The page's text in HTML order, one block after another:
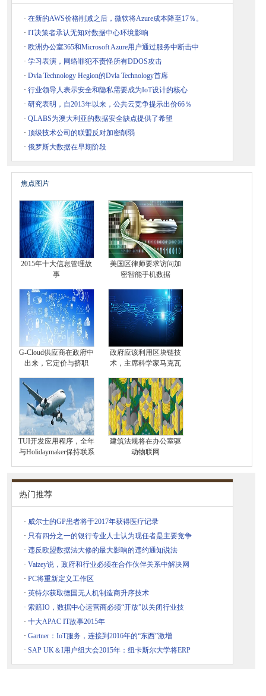
· 在新的AWS价格削减之后，微软将Azure成本降至17％。
· IT决策者承认无知对数据中心环境影响
· 欧洲办公室365和Microsoft Azure用户通过服务中断击中
· 学习表演，网络罪犯不责怪所有DDOS攻击
· Dvla Technology Hegion的Dvla Technology首席
· 行业领导人表示安全和隐私需要成为IoT设计的核心
· 研究表明，自2013年以来，公共云竞争提示出价66％
· QLABS为澳大利亚的数据安全缺点提供了希望
· 顶级技术公司的联盟反对加密削弱
· 俄罗斯大数据在早期阶段
焦点图片
2015年十大信息管理故
事
美国区律师要求访问加
密智能手机数据
G-Cloud供应商在政府中
出来，它定价与挤职
政府应该利用区块链技
术，主席科学家马克瓦
TUI开发应用程序，全年
与Holidaymaker保持联系
建筑法规将在办公室驱
动物联网
热门推荐
· 威尔士的GP患者将于2017年获得医疗记录
· 只有四分之一的银行专业人士认为现任者是主要竞争
· 违反欧盟数据法大修的最大影响的违约通知说法
· Vaizey说，政府和行业必须在合作伙伴关系中解决网
· PC将重新定义工作区
· 英特尔获取德国无人机制造商升序技术
· 索赔IO，数据中心运营商必须“开放”以关闭行业技
· 十大APAC IT故事2015年
· Gartner：IoT服务，连接到2016年的“东西”激增
· SAP UK＆I用户组大会2015年：纽卡斯尔大学将ERP